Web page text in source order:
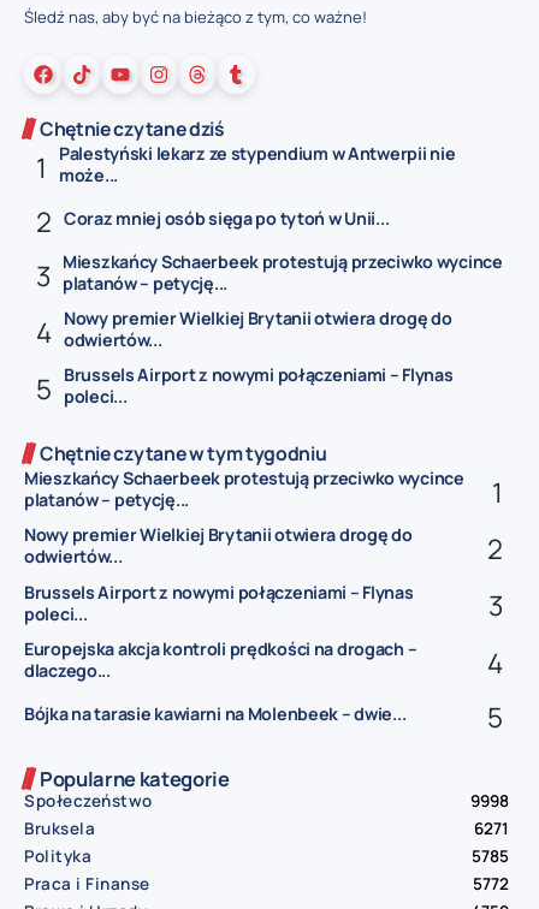
Śledź nas, aby być na bieżąco z tym, co ważne!
Chętnie czytane dziś
Palestyński lekarz ze stypendium w Antwerpii nie
może...
Coraz mniej osób sięga po tytoń w Unii...
Mieszkańcy Schaerbeek protestują przeciwko wycince
platanów – petycję...
Nowy premier Wielkiej Brytanii otwiera drogę do
odwiertów...
Brussels Airport z nowymi połączeniami – Flynas
poleci...
Chętnie czytane w tym tygodniu
Mieszkańcy Schaerbeek protestują przeciwko wycince
platanów – petycję...
Nowy premier Wielkiej Brytanii otwiera drogę do
odwiertów...
Brussels Airport z nowymi połączeniami – Flynas
poleci...
Europejska akcja kontroli prędkości na drogach –
dlaczego...
Bójka na tarasie kawiarni na Molenbeek – dwie...
Popularne kategorie
Społeczeństwo
9998
Bruksela
6271
Polityka
5785
Praca i Finanse
5772